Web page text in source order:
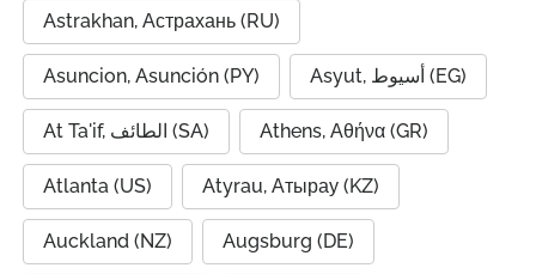
Astrakhan, Астрахань (RU)
Asuncion, Asunción (PY) Asyut, أسيوط (EG)
At Ta'if, الطائف (SA) Athens, Αθήνα (GR)
Atlanta (US) Atyrau, Атырау (KZ)
Auckland (NZ) Augsburg (DE)